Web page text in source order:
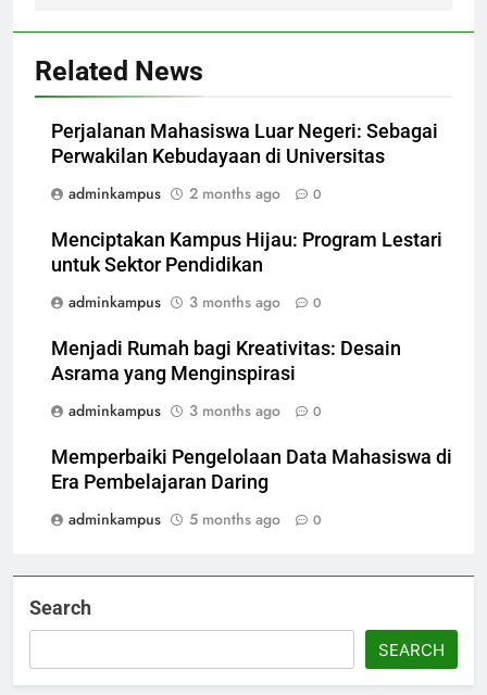
Related News
Perjalanan Mahasiswa Luar Negeri: Sebagai
Perwakilan Kebudayaan di Universitas
adminkampus
2 months ago 0
Menciptakan Kampus Hijau: Program Lestari
untuk Sektor Pendidikan
adminkampus
3 months ago 0
Menjadi Rumah bagi Kreativitas: Desain
Asrama yang Menginspirasi
adminkampus
3 months ago 0
Memperbaiki Pengelolaan Data Mahasiswa di
Era Pembelajaran Daring
adminkampus
5 months ago 0
Search
SEARCH